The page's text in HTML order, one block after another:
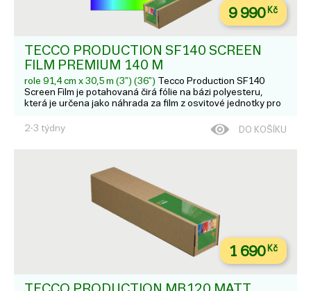
9 990Kč
TECCO PRODUCTION SF140 SCREEN
FILM PREMIUM 140 Μ
role 91,4 cm x 30,5 m (3") (36") Tecco Production SF140
Screen Film je potahovaná čirá fólie na bázi polyesteru,
která je určena jako náhrada za film z osvitové jednotky pro
na dye nebo pigmentových tiskárnách. Hodí se pro: L...
2-3 týdny DO KOŠÍKU
1 690Kč